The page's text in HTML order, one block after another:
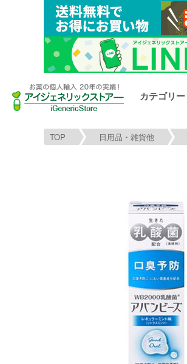
カテゴリー
TOP 日用品・雑貨他